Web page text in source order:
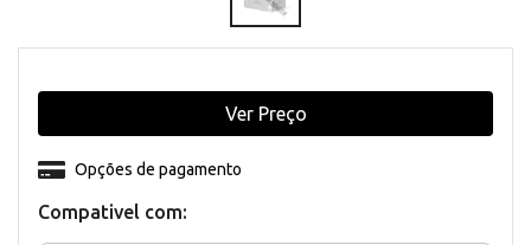
Compativel com:
Opções de pagamento
Ver Preço